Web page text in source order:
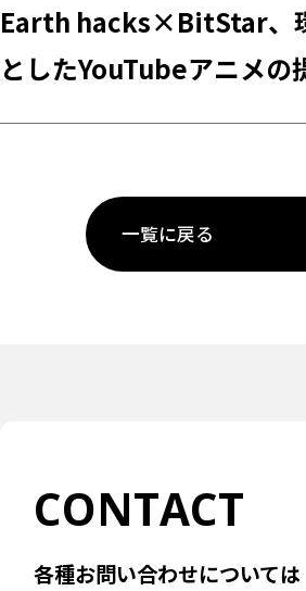
Earth hacks×BitStar、
としたYouTubeアニメの
一覧に戻る
CONTACT
各種お問い合わせについては